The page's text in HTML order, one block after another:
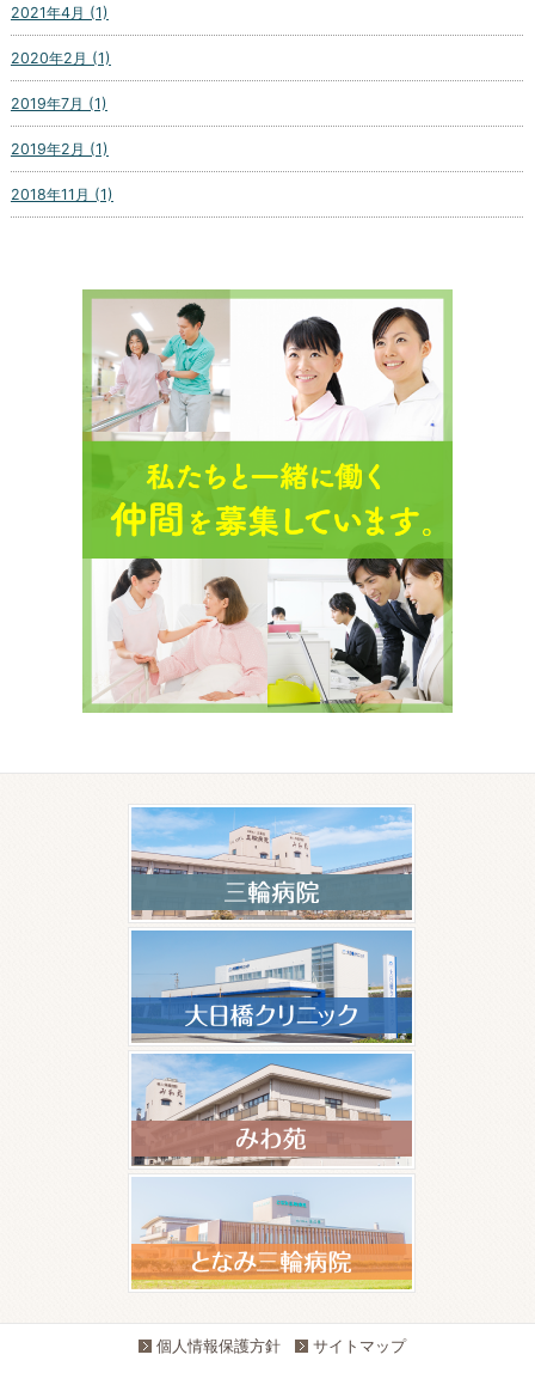
2021年4月 (1)
2020年2月 (1)
2019年7月 (1)
2019年2月 (1)
2018年11月 (1)
個人情報保護方針 サイトマップ